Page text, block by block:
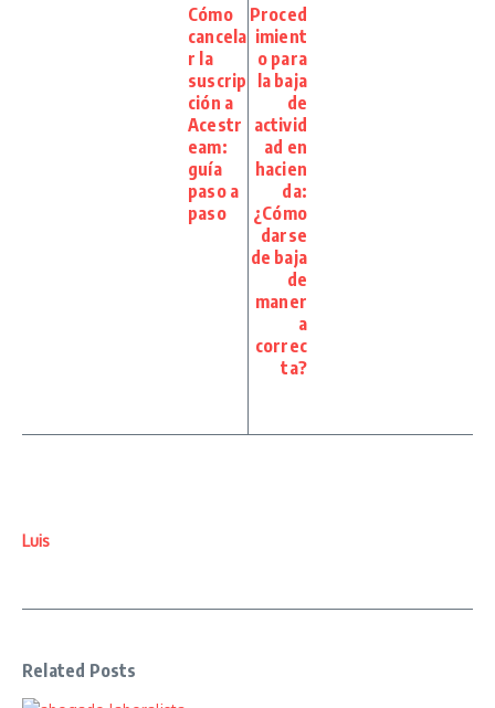
Cómo
cancela
r la
suscrip
ción a
Acestr
eam:
guía
paso a
paso
Proced
imient
o para
la baja
de
activid
ad en
hacien
da:
¿Cómo
darse
de baja
de
maner
a
correc
ta?
Luis
Related Posts